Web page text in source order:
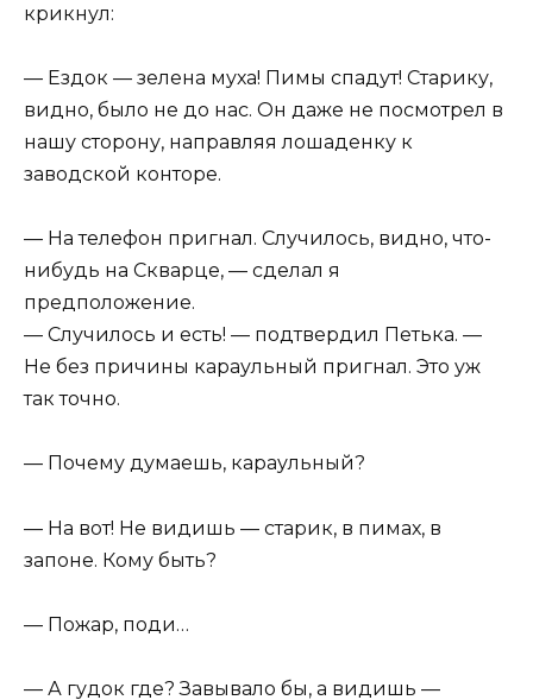
крикнул:
— Ездок — зелена муха! Пимы спадут! Старику,
видно, было не до нас. Он даже не посмотрел в
нашу сторону, направляя лошаденку к
заводской конторе.
— На телефон пригнал. Случилось, видно, что-
нибудь на Скварце, — сделал я
предположение.
— Случилось и есть! — подтвердил Петька. —
Не без причины караульный пригнал. Это уж
так точно.
— Почему думаешь, караульный?
— На вот! Не видишь — старик, в пимах, в
запоне. Кому быть?
— Пожар, поди…
— А гудок где? Завывало бы, а видишь —